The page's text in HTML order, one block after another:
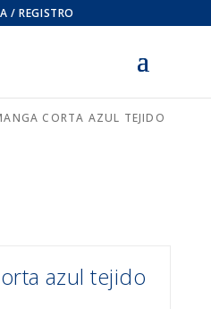
/ REGISTRO
CORTA AZUL TEJIDO
azul tejido